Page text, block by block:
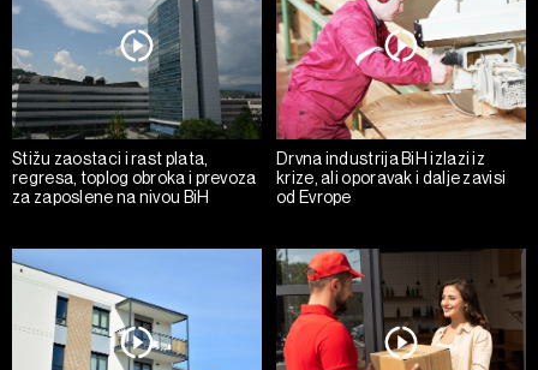
Stižu zaostaci i rast plata,
regresa, toplog obroka i prevoza
za zaposlene na nivou BiH
Drvna industrija BiH izlazi iz
krize, ali oporavak i dalje zavisi
od Evrope